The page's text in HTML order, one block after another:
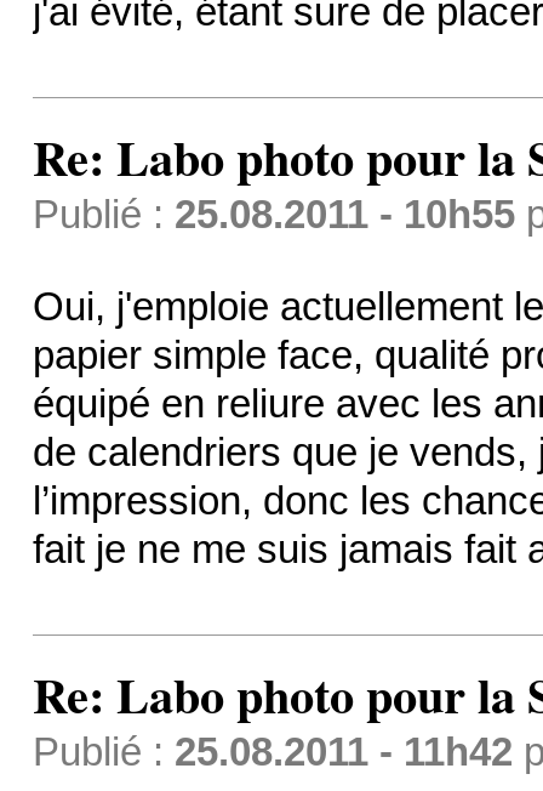
j'ai évité, étant sure de
Re: Labo photo pour la
Publié : 25.08.2011 - 10h55
Oui, j'emploie actuellement
papier simple face, qualité
équipé en reliure avec les
de calendriers que je
l’impression, donc les
fait je ne me suis jamais fait
Re: Labo photo pour la
Publié : 25.08.2011 - 11h42